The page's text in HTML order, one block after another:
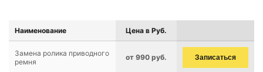
Наименование Цена в Руб.
Замена ролика приводного
ремня
от 990 руб. Записаться